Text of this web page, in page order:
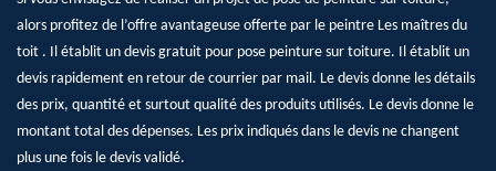
alors profitez de l’offre avantageuse offerte par le peintre Les maîtres du
toit . Il établit un devis gratuit pour pose peinture sur toiture. Il établit un
devis rapidement en retour de courrier par mail. Le devis donne les détails
des prix, quantité et surtout qualité des produits utilisés. Le devis donne le
montant total des dépenses. Les prix indiqués dans le devis ne changent
plus une fois le devis validé.